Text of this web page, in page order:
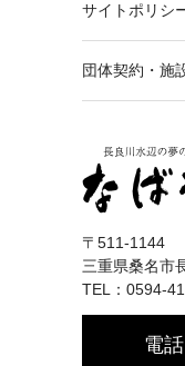
サイトポリシ
団体契約・施
〒511-1144
三重県桑名市
TEL：0594-
電